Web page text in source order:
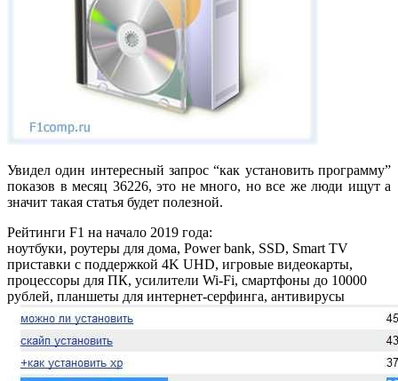
Увидел один интересный запрос “как установить программу”
показов в месяц 36226, это не много, но все же люди ищут а
значит такая статья будет полезной.
Рейтинги F1 на начало 2019 года:
ноутбуки, роутеры для дома, Power bank, SSD, Smart TV
приставки с поддержкой 4K UHD, игровые видеокарты,
процессоры для ПК, усилители Wi-Fi, смартфоны до 10000
рублей, планшеты для интернет-серфинга, антивирусы